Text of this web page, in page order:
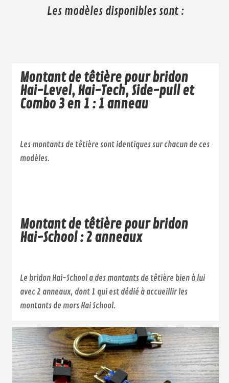
Les modèles disponibles sont :
Montant de têtière pour bridon
Hai-Level, Hai-Tech, Side-pull et
Combo 3 en 1 : 1 anneau
Les montants de têtière sont identiques sur chacun de ces
modèles.
Montant de têtière pour bridon
Hai-School : 2 anneaux
Le bridon Hai-School a des montants de têtière bien à lui
avec 2 anneaux, dont 1 qui est dédié à accueillir les
montants de mors Hai School.